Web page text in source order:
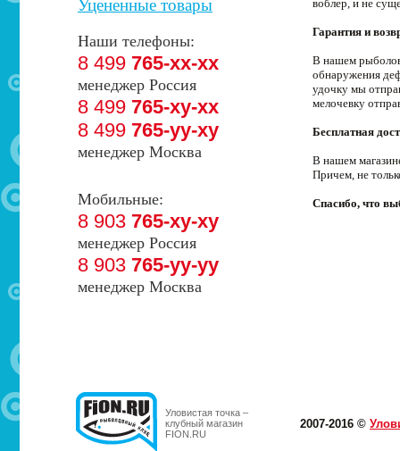
Уцененные товары
Наши телефоны:
8 499 765-xx-xx
менеджер Россия
8 499 765-xy-xx
8 499 765-yy-xy
менеджер Москва
Мобильные:
8 903 765-xy-xy
менеджер Россия
8 903 765-yy-yy
менеджер Москва
воблер, и не
Гарантия и
В нашем
обнаружения
удочку мы
мелочевку
Бесплатная
В нашем
Причем, не
Спасибо, что
Уловистая точка –
клубный магазин
FION.RU
2007-2016 ©